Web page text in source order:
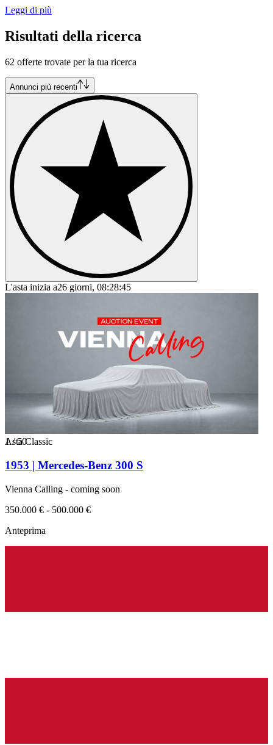
Leggi di più
Risultati della ricerca
62 offerte trovate per la tua ricerca
Annunci più recenti
L'asta inizia a26 giorni, 08:28:45
1/50
Asta Classic
1953 | Mercedes-Benz 300 S
Vienna Calling - coming soon
350.000 € - 500.000 €
Anteprima